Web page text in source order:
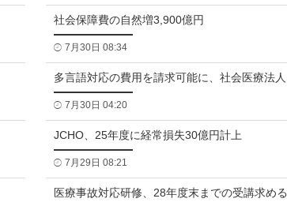
社会保障費の自然増3,900億円
7月30日 08:34
多言語対応の費用を請求可能に、社会医療法人
7月30日 04:20
JCHO、25年度に経常損失30億円計上
7月29日 08:21
医療事故対応研修、28年度末までの受講求める